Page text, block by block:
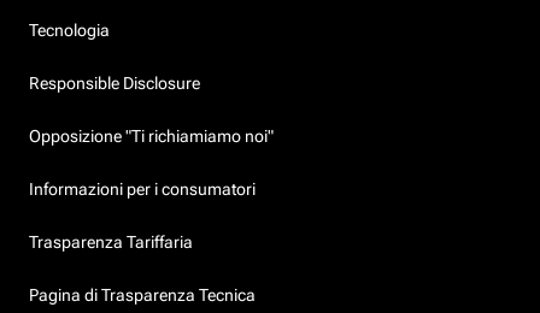
Tecnologia
Responsible Disclosure
Opposizione "Ti richiamiamo noi"
Informazioni per i consumatori
Trasparenza Tariffaria
Pagina di Trasparenza Tecnica